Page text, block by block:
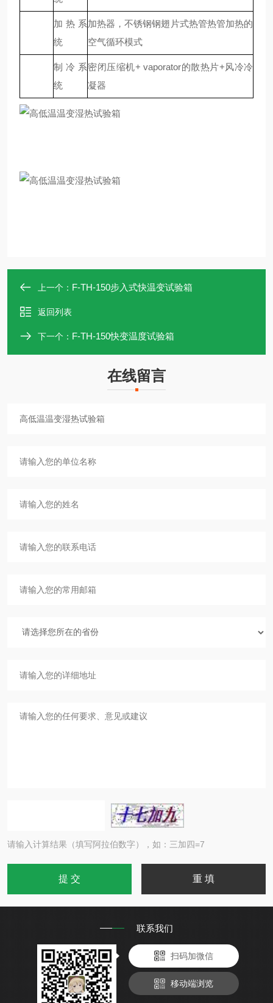
加热系
统
加热器，不锈钢钢翅片式热管热管加热的
空气循环模式
制冷系
统
密闭压缩机+ vaporator的散热片+风冷冷
凝器
上一个： F-TH-150步入式快温变试验箱
返回列表
下一个： F-TH-150快变温度试验箱
在线留言
请输入计算结果（填写阿拉伯数字），如：三加四=7
联系我们
扫码加微信
移动端浏览